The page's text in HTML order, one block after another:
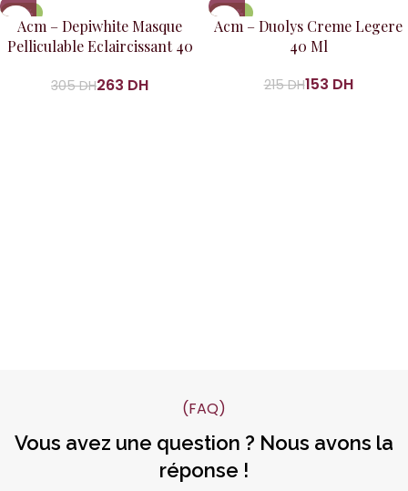
-14%
Acm – Depiwhite Masque
Pelliculable Eclaircissant 40
305DH263 DH
-29%
Acm – Duolys Creme Legere
40 Ml
215DH153 DH
(FAQ)
Vous avez une question ? Nous avons la
réponse !